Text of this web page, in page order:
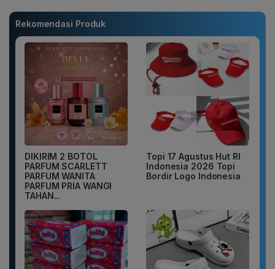
Rekomendasi Produk
DIKIRIM 2 BOTOL
PARFUM SCARLETT
PARFUM WANITA
PARFUM PRIA WANGI
TAHAN...
Topi 17 Agustus Hut RI
Indonesia 2026 Topi
Bordir Logo Indonesia